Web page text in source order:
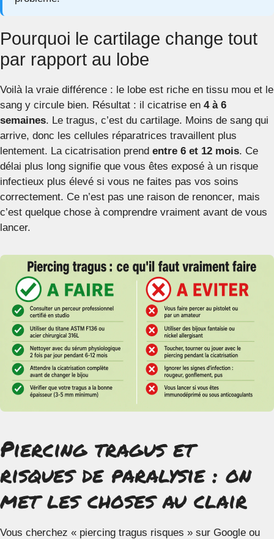
Pourquoi le cartilage change tout
par rapport au lobe
Voilà la vraie différence : le lobe est riche en tissu mou et le
sang y circule bien. Résultat : il cicatrise en 4 à 6
semaines. Le tragus, c’est du cartilage. Moins de sang qui
arrive, donc les cellules réparatrices travaillent plus
lentement. La cicatrisation prend entre 6 et 12 mois. Ce
délai plus long signifie que vous êtes exposé à un risque
infectieux plus élevé si vous ne faites pas vos soins
correctement. Ce n’est pas une raison de renoncer, mais
c’est quelque chose à comprendre vraiment avant de vous
lancer.
Piercing tragus et
risques de paralysie : on
met les choses au clair
Vous cherchez « piercing tragus risques » sur Google ou